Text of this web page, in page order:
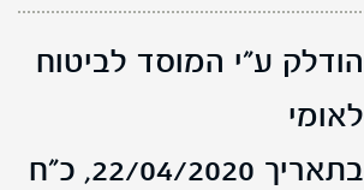
הודלק ע"י המוסד לביטוח
לאומי
בתאריך 22/04/2020,
כ"ח